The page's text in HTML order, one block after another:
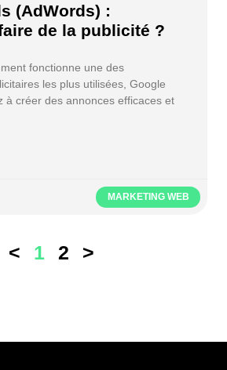
MARKETING WEB
(AdWords) :
de la publicité ?
fonctionne une des
les plus utilisées, Google
à créer des annonces efficaces et
< 1 2 >